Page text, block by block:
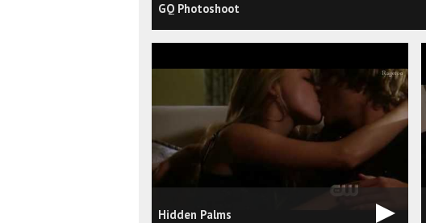
GQ Photoshoot
Hidden Palms